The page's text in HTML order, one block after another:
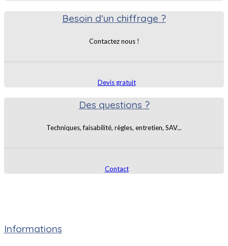
Besoin d'un chiffrage ?
Contactez nous !
Devis gratuit
Des questions ?
Techniques, faisabilité, règles, entretien, SAV...
Contact
Informations